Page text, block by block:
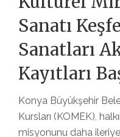
Sanatı
Sanatları
Kayıtları
Konya Büyükşehir
Kursları (KOMEK),
misyonunu daha